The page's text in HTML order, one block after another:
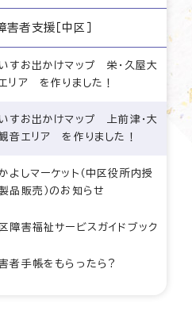
害者支援［中区］
すお出かけマップ 栄・久屋大
リア を作りました！
すお出かけマップ 上前津・大
音エリア を作りました！
よしマーケット（中区役所内授
品販売）のお知らせ
障害福祉サービスガイドブック
者手帳をもらったら?